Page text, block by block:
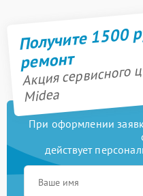
Получите 1500
ремонт
Акция сервисного
Midea
При оформлении
действует